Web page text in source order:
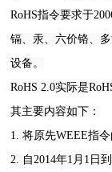
RoHS指令要求于
镉、汞、六价铬、
设备。
RoHS 2.0实际是
其主要内容如下：
1. 将原先WEEE指
2. 自2014年1月1日